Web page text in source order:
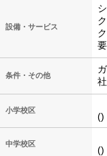
設備・サービス
条件・その他
小学校区
()
中学校区
()